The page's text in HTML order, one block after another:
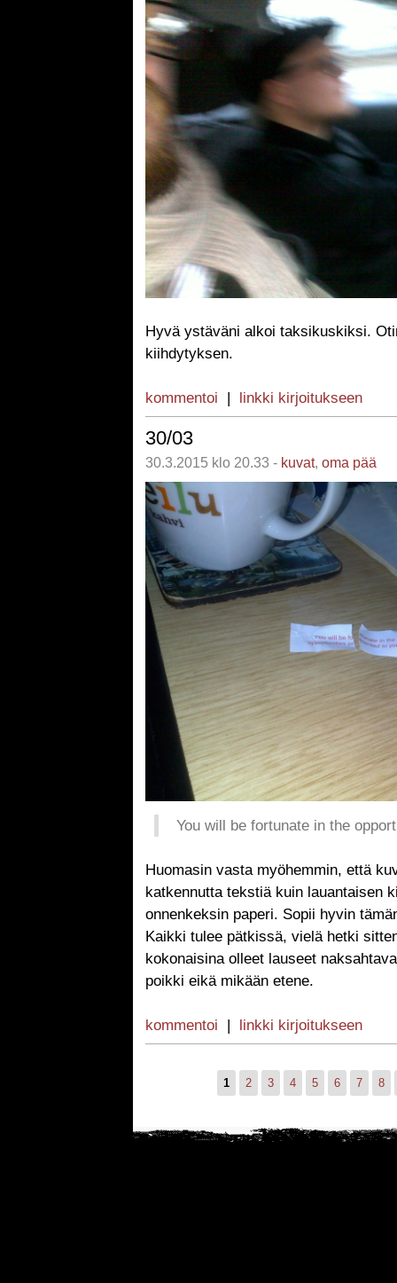
Hyvä ystäväni alkoi taksikuskiksi.
kiihdytyksen.
kommentoi | linkki kirjoitukseen
30/03
30.3.2015 klo 20.33 - kuvat, oma pää
You will be fortunate in the
Huomasin vasta myöhemmin, että
katkennutta tekstiä kuin lauantaisen
onnenkeksin paperi. Sopii hyvin
Kaikki tulee pätkissä, vielä hetki
kokonaisina olleet lauseet
poikki eikä mikään etene.
kommentoi | linkki kirjoitukseen
1 2 3 4 5 6 7 8